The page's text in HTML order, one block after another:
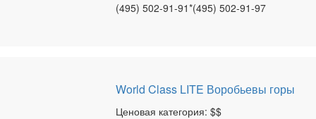
(495) 502-91-91*(495) 502-91-97
World Class LITE Воробьевы горы
Ценовая категория: $$